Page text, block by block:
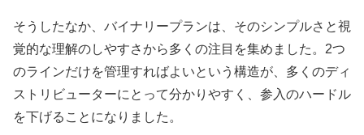
そうしたなか、バイナリープランは、そのシンプルさと視
覚的な理解のしやすさから多くの注目を集めました。2つ
のラインだけを管理すればよいという構造が、多くのディ
ストリビューターにとって分かりやすく、参入のハードル
を下げることになりました。